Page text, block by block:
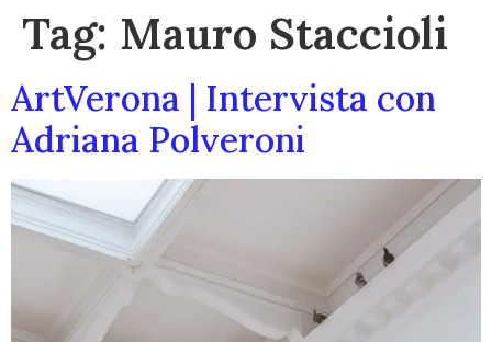
Tag: Mauro Staccioli
ArtVerona | Intervista con
Adriana Polveroni